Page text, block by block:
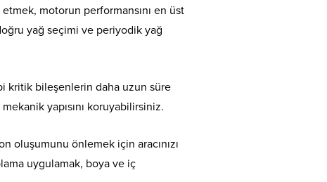
motorun performansını en üst
yağ seçimi ve periyodik yağ
kritik bileşenlerin daha uzun süre
yapısını koruyabilirsiniz.
oluşumunu önlemek için aracınızı
uygulamak, boya ve iç